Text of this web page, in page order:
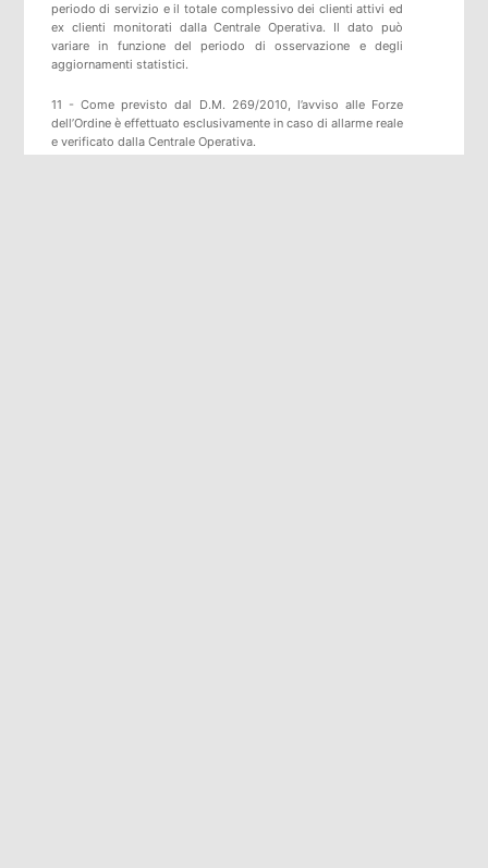
periodo di servizio e il totale complessivo dei clienti attivi ed
ex clienti monitorati dalla Centrale Operativa. Il dato può
variare in funzione del periodo di osservazione e degli
aggiornamenti statistici.
11 - Come previsto dal D.M. 269/2010, l’avviso alle Forze
dell’Ordine è effettuato esclusivamente in caso di allarme reale
e verificato dalla Centrale Operativa.